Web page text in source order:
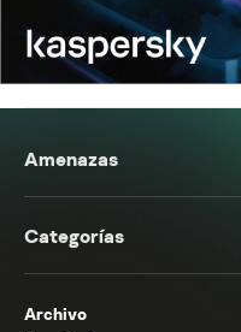
Amenazas
Categorías
Archivo